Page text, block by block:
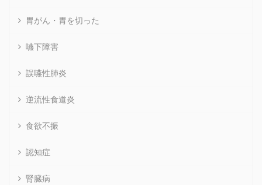
胃がん・胃を切った
嚥下障害
誤嚥性肺炎
逆流性食道炎
食欲不振
認知症
腎臓病